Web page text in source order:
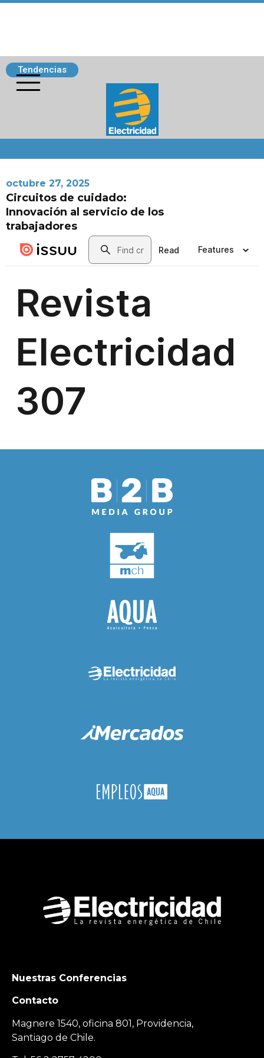
Tendencias
octubre 27, 2025
Circuitos de cuidado:
Innovación al servicio de los
trabajadores
Nuestras Conferencias
Contacto
Magnere 1540, oficina 801, Providencia,
Santiago de Chile.